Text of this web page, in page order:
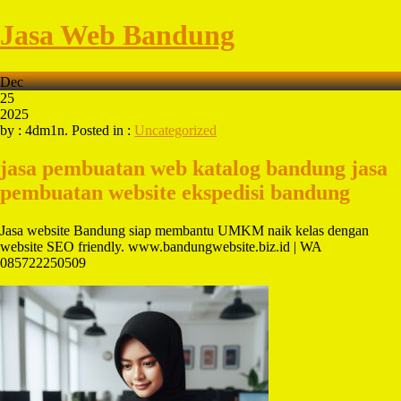
Jasa Web Bandung
Dec
25
2025
by : 4dm1n. Posted in : Uncategorized
jasa pembuatan web katalog bandung jasa
pembuatan website ekspedisi bandung
Jasa website Bandung siap membantu UMKM naik kelas dengan
website SEO friendly. www.bandungwebsite.biz.id | WA
085722250509